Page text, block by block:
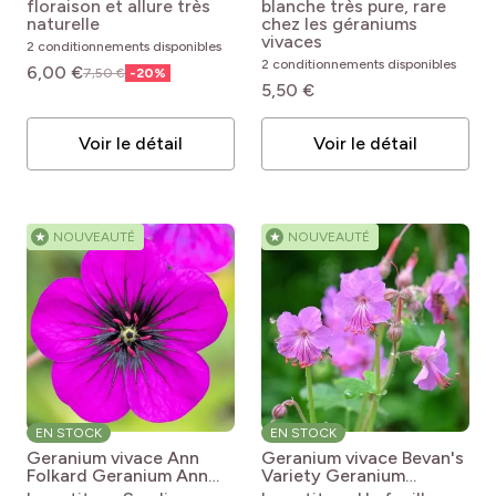
Feuillage
Caduc
Persistant (4)
Semi-persistant (4)
Mai (8)
Juin (17)
Juillet (14)
Août (12)
Septembre (10)
Octobre (4)
Période raisonnable de plantation
Février (12)
Mars (17)
Avril (17)
Mai (6)
pH du sol
Neutre (16)
Calcaire (8)
Arrosage
floraison et allure très
naturelle
2 conditionnements disponibles
6,00 €7,50 € -20%
Voir le détail
blanche très pure, rare
chez les géraniums
vivaces
2 conditionnements disponibles
5,50 €
Voir le détail
★ NOUVEAUTÉ
EN STOCK
Geranium vivace Ann
Folkard Geranium Ann
★ NOUVEAUTÉ
EN STOCK
Geranium vivace Bevan's
Variety Geranium